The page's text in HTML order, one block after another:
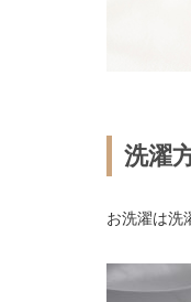
洗濯
お洗濯は洗